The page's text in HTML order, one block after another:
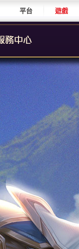
遊戲
平台